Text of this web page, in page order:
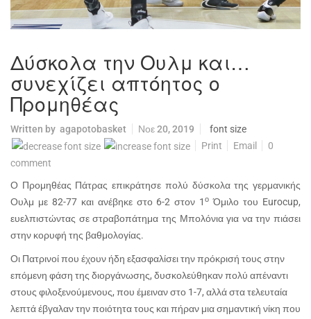
Δύσκολα την Ουλμ και…
συνεχίζει απτόητος ο
Προμηθέας
Written by agapotobasket Νοε 20, 2019
font size
Print
Email
0
comment
Ο Προμηθέας Πάτρας επικράτησε πολύ δύσκολα της γερμανικής
Ουλμ με 82-77 και ανέβηκε στο 6-2 στον 1ο Όμιλο του Eurocup,
ευελπιστώντας σε στραβοπάτημα της Μπολόνια για να την πιάσει
στην κορυφή της βαθμολογίας.
Οι Πατρινοί που έχουν ήδη εξασφαλίσει την πρόκρισή τους στην
επόμενη φάση της διοργάνωσης, δυσκολεύθηκαν πολύ απέναντι
στους φιλοξενούμενους, που έμειναν στο 1-7, αλλά στα τελευταία
λεπτά έβγαλαν την ποιότητα τους και πήραν μια σημαντική νίκη που